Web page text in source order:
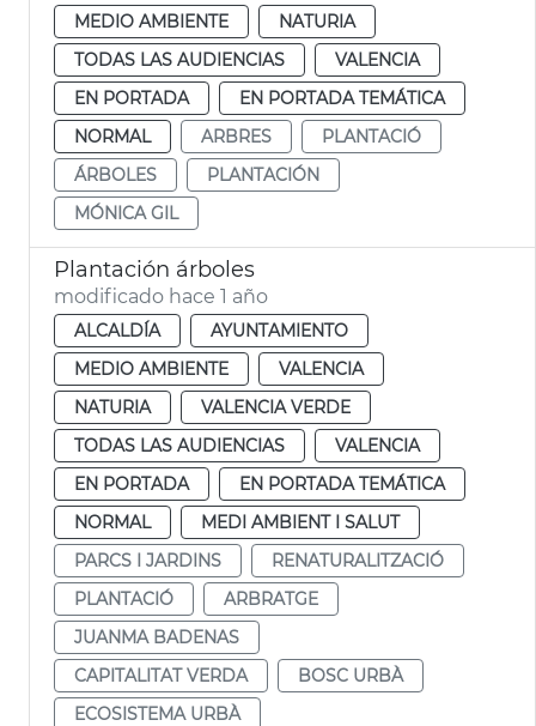
MEDIO AMBIENTE
NATURIA
TODAS LAS AUDIENCIAS
VALENCIA
EN PORTADA
EN PORTADA TEMÁTICA
NORMAL
ARBRES
PLANTACIÓ
ÁRBOLES
PLANTACIÓN
MÓNICA GIL
Plantación árboles
modificado hace 1 año
ALCALDÍA
AYUNTAMIENTO
MEDIO AMBIENTE
VALENCIA
NATURIA
VALENCIA VERDE
TODAS LAS AUDIENCIAS
VALENCIA
EN PORTADA
EN PORTADA TEMÁTICA
NORMAL
MEDI AMBIENT I SALUT
PARCS I JARDINS
RENATURALITZACIÓ
PLANTACIÓ
ARBRATGE
JUANMA BADENAS
CAPITALITAT VERDA
BOSC URBÀ
ECOSISTEMA URBÀ